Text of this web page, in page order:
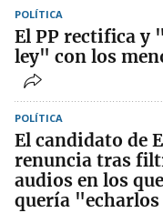
POLÍTICA
El PP rectifica y
ley" con los
POLÍTICA
El candidato de
renuncia tras
audios en los
quería